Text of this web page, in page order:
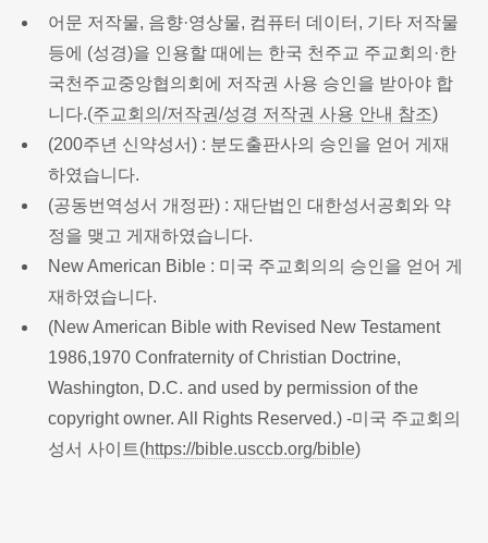
어문 저작물, 음향·영상물, 컴퓨터 데이터, 기타 저작물
등에 (성경)을 인용할 때에는 한국 천주교 주교회의·한
국천주교중앙협의회에 저작권 사용 승인을 받아야 합
니다.(주교회의/저작권/성경 저작권 사용 안내 참조)
(200주년 신약성서) : 분도출판사의 승인을 얻어 게재
하였습니다.
(공동번역성서 개정판) : 재단법인 대한성서공회와 약
정을 맺고 게재하였습니다.
New American Bible : 미국 주교회의의 승인을 얻어 게
재하였습니다.
(New American Bible with Revised New Testament
1986,1970 Confraternity of Christian Doctrine,
Washington, D.C. and used by permission of the
copyright owner. All Rights Reserved.) -미국 주교회의
성서 사이트(https://bible.usccb.org/bible)